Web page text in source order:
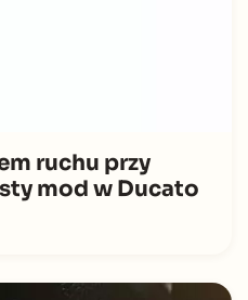
ruchu przy
mod w Ducato